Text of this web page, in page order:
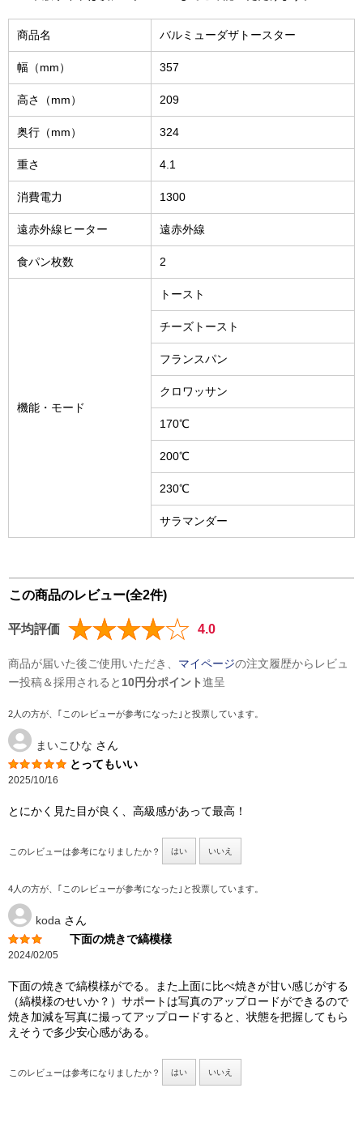
商品名 バルミューダザトースター
幅（mm） 357
高さ（mm） 209
奥行（mm） 324
重さ 4.1
消費電力 1300
遠赤外線ヒーター 遠赤外線
食パン枚数 2
機能・モード
トースト
チーズトースト
フランスパン
クロワッサン
170℃
200℃
230℃
サラマンダー
この商品のレビュー(全2件)
平均評価 4.0
商品が届いた後ご使用いただき、 マイページの注文履歴からレビュ
ー投稿＆採用されると 10円分ポイント進呈
2人の方が、｢このレビューが参考になった｣と投票しています。
まいこひな さん
とってもいい
2025/10/16
とにかく見た目が良く、高級感があって最高！
このレビューは参考になりましたか？ はい いいえ
4人の方が、｢このレビューが参考になった｣と投票しています。
koda さん
下面の焼きで縞模様
2024/02/05
下面の焼きで縞模様がでる。また上面に比べ焼きが甘い感じがする
（縞模様のせいか？）サポートは写真のアップロードができるので
焼き加減を写真に撮ってアップロードすると、状態を把握してもら
えそうで多少安心感がある。
このレビューは参考になりましたか？ はい いいえ